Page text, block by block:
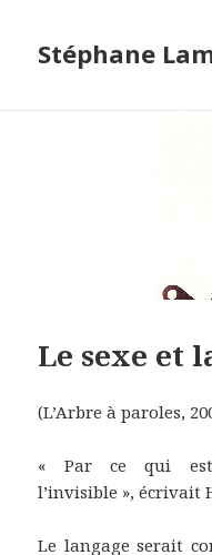
Stéphane
Le sexe et
(L’Arbre à paroles,
« Par ce qui est
l’invisible », écrivait
Le langage serait